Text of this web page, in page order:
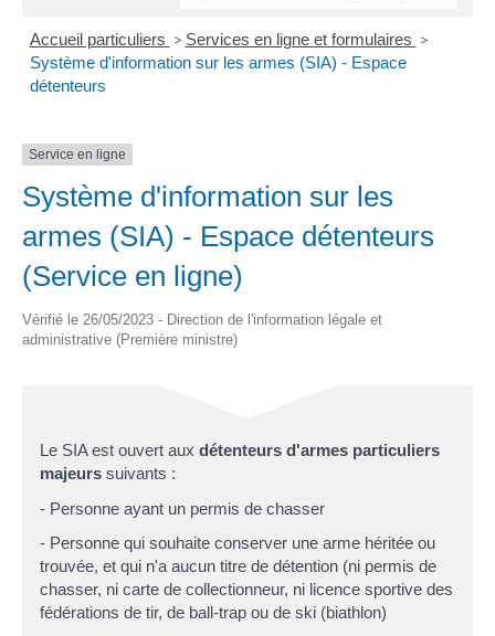
Accueil particuliers > Services en ligne et formulaires >
Système d'information sur les armes (SIA) - Espace
détenteurs
Service en ligne
Système d'information sur les
armes (SIA) - Espace détenteurs
(Service en ligne)
Vérifié le 26/05/2023 - Direction de l'information légale et
administrative (Première ministre)
Le SIA est ouvert aux détenteurs d'armes particuliers
majeurs suivants :
- Personne ayant un permis de chasser
- Personne qui souhaite conserver une arme héritée ou
trouvée, et qui n'a aucun titre de détention (ni permis de
chasser, ni carte de collectionneur, ni licence sportive des
fédérations de tir, de ball-trap ou de ski (biathlon)